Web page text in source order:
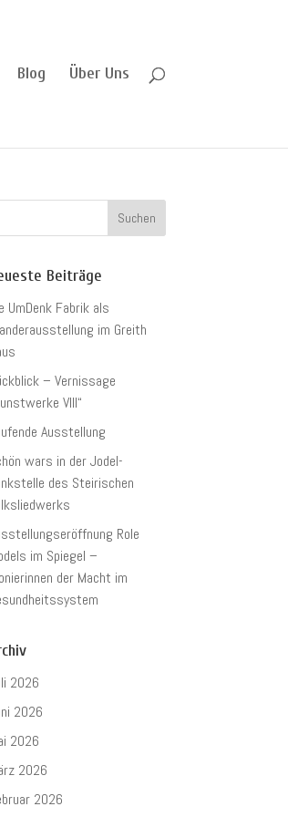
Blog Über Uns
Beiträge
UmDenk Fabrik als
im Greith
– Vernissage
VIII“
Ausstellung
wars in der Jodel-
des Steirischen
Role
im Spiegel –
der Macht im
2026
2026
2026
2026
2026